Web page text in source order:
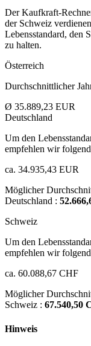
Der Kaufkraft-
der Schweiz
Lebensstandard, den
zu halten.
Österreich
Durchschnittlicher
Ø 35.889,23 EUR
Deutschland
Um den
empfehlen wir
ca. 34.935,43 EUR
Möglicher
Deutschland :
Schweiz
Um den
empfehlen wir
ca. 60.088,67 CHF
Möglicher
Schweiz : 67.540,50
Hinweis